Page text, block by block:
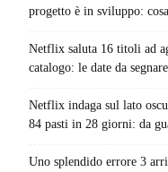
progetto è in sviluppo:
Netflix saluta 16 titoli ad
catalogo: le date da
Netflix indaga sul lato
84 pasti in 28 giorni: da
Uno splendido errore 3